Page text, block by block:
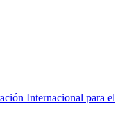
Internacional para el